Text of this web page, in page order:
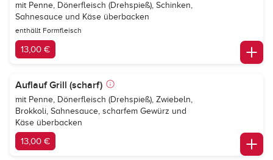
mit Penne, Dönerfleisch (Drehspieß), Schinken,
Sahnesauce und Käse überbacken
enthällt Formfleisch
13,00 €
Auflauf Grill (scharf)
mit Penne, Dönerfleisch (Drehspieß), Zwiebeln,
Brokkoli, Sahnesauce, scharfem Gewürz und
Käse überbacken
13,00 €